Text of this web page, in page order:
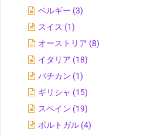
ベルギー (3)
スイス (1)
オーストリア (8)
イタリア (18)
バチカン (1)
ギリシャ (15)
スペイン (19)
ポルトガル (4)